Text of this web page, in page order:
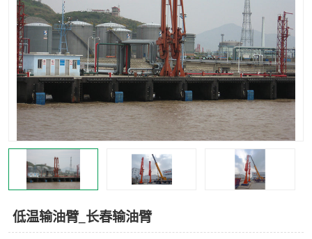
低温输油臂_长春输油臂
平台栈桥 卸车鹤管
装车鹤管 输油臂
紧急脱离干式接头 火车鹤管
汽车鹤管 顶部鹤管
底部鹤管 低温鹤管
浮动出油装置 鹤管
车臂